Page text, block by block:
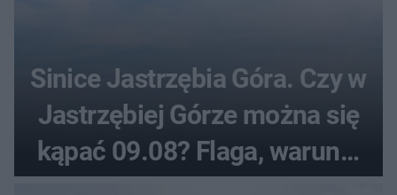
Sinice Jastrzębia Góra. Czy w
Jastrzębiej Górze można się
kąpać 09.08? Flaga, warunki